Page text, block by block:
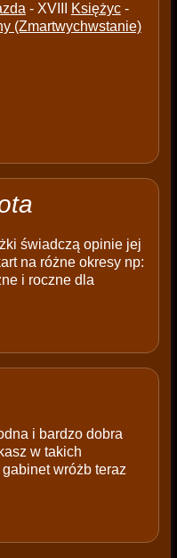
- XVIII Księżyc-
(Zmartwychwstanie)
świadczą opinie jej
na różne okresy np:
i roczne dla
i bardzo dobra
w takich
wróżb teraz